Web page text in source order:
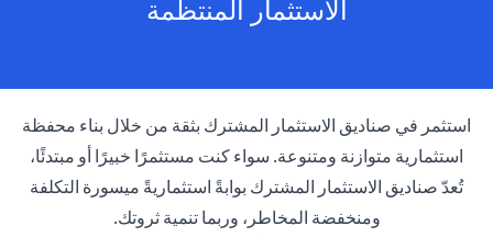
الاستثمار المنتظمة
استثمر في صناديق الاستثمار المشترك بثقة من خلال بناء محفظة
استثمارية متوازنة ومتنوعة. سواء كنت مستثمرًا خبيرًا أو مبتدئًا،
تُعدّ صناديق الاستثمار المشترك بوابةً استثماريةً ميسورة التكلفة
ومنخفضة المخاطر، وربما تنمية ثروتك.